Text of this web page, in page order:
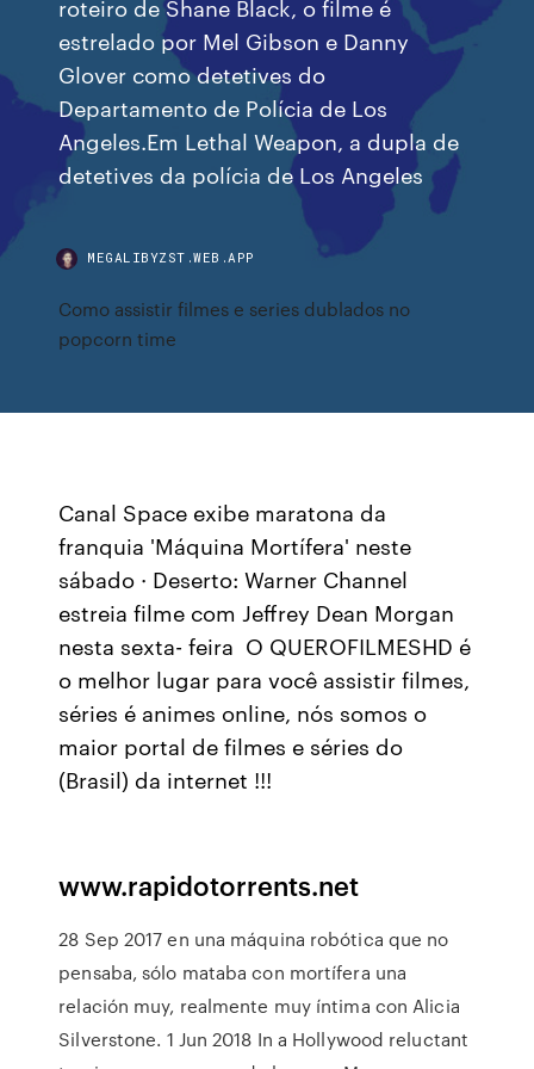
roteiro de Shane Black, o filme é
estrelado por Mel Gibson e Danny
Glover como detetives do
Departamento de Polícia de Los
Angeles.Em Lethal Weapon, a dupla de
detetives da polícia de Los Angeles
MEGALIBYZST.WEB.APP
Como assistir filmes e series dublados no
popcorn time
Canal Space exibe maratona da
franquia 'Máquina Mortífera' neste
sábado · Deserto: Warner Channel
estreia filme com Jeffrey Dean Morgan
nesta sexta- feira O QUEROFILMESHD é
o melhor lugar para você assistir filmes,
séries é animes online, nós somos o
maior portal de filmes e séries do
(Brasil) da internet !!!
www.rapidotorrents.net
28 Sep 2017 en una máquina robótica que no
pensaba, sólo mataba con mortífera una
relación muy, realmente muy íntima con Alicia
Silverstone. 1 Jun 2018 In a Hollywood reluctant